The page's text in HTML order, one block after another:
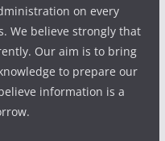
on every
We believe strongly that
Our aim is to bring
to prepare our
information is a